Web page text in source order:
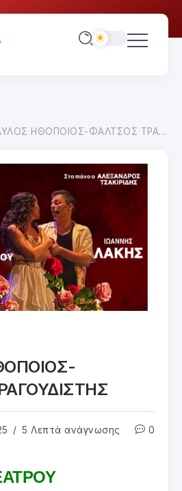
ΗΘΟΠΟΙΟΣ-ΦΑΛΤΣΟΣ ΤΡΑΓΟΥΔΙΣΤΗΣ
5 Λεπτά ανάγνωσης 0